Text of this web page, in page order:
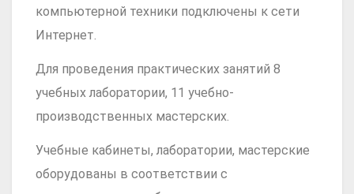
компьютерной техники подключены к сети
Интернет.
Для проведения практических занятий 8
учебных лаборатории, 11 учебно-
производственных мастерских.
Учебные кабинеты, лаборатории, мастерские
оборудованы в соответствии с